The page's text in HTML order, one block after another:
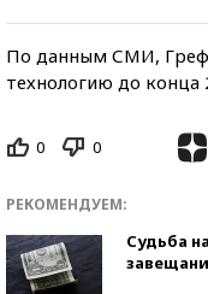
По данным СМИ,
технологию до конца
0 0
РЕКОМЕНДУЕМ:
Судьба